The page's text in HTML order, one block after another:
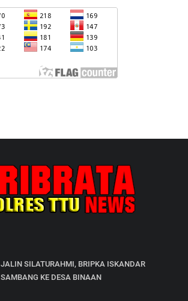
JALIN SILATURAHMI, BRIPKA ISKANDAR
SAMBANG KE DESA BINAAN